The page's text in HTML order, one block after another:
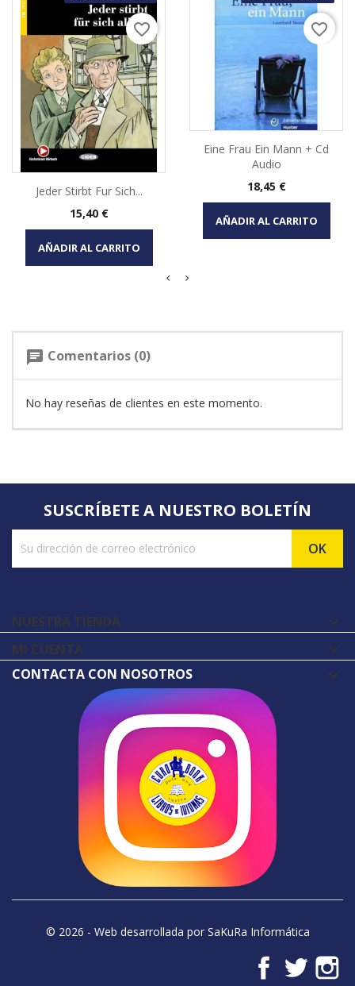
Jeder Stirbt Fur Sich...
Precio
15,40 €
AÑADIR AL CARRITO
favorite_border
Eine Frau Ein Mann + Cd
Audio
Precio
18,45 €
AÑADIR AL CARRITO
favorite_border
chat Comentarios (0)
No hay reseñas de clientes en este momento.
SUSCRÍBETE A NUESTRO BOLETÍN
NUESTRA TIENDA 
MI CUENTA 
CONTACTA CON NOSOTROS
© 2026 - Web desarrollada por SaKuRa Informática